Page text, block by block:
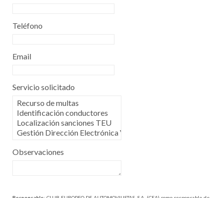
Teléfono
Email
Servicio solicitado
Observaciones